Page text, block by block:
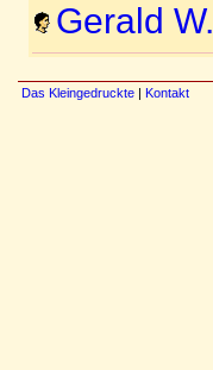
Gerald W.
Das Kleingedruckte | Kontakt